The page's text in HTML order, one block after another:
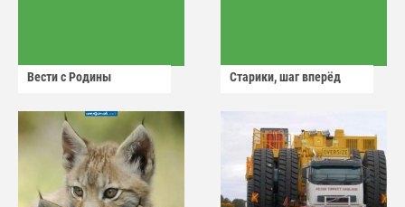
Вести с Родины Старики, шаг вперёд